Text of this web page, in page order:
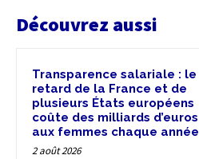
Découvrez aussi
Transparence salariale : le
retard de la France et de
plusieurs États européens
coûte des milliards d’euros
aux femmes chaque année
2 août 2026